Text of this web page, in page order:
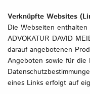
Verknüpfte Websites
Die Webseiten
ADVOKATUR DAVID
darauf angebotenen
Angeboten sowie für die
eines Links erfolgt auf